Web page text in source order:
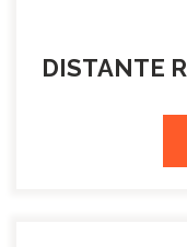
DISTANTE